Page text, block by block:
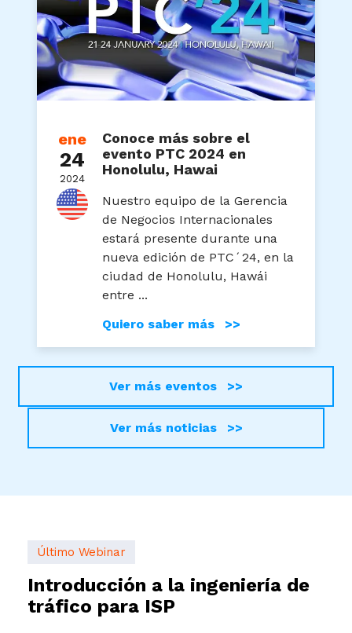
ene
24
2024
Conoce más sobre el
evento PTC 2024 en
Honolulu, Hawai
Nuestro equipo de la Gerencia
de Negocios Internacionales
estará presente durante una
nueva edición de PTC´24, en la
ciudad de Honolulu, Hawái
entre ...
Quiero saber más >>
Ver más eventos >>
Ver más noticias >>
Último Webinar
Introducción a la ingeniería de
tráfico para ISP